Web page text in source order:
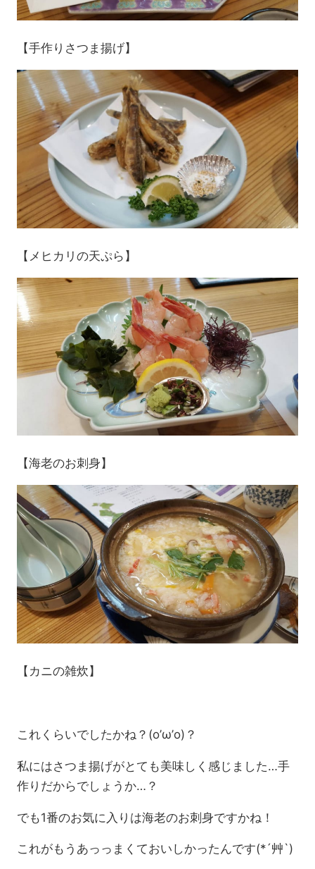
【手作りさつま揚げ】
【メヒカリの天ぷら】
【海老のお刺身】
【カニの雑炊】
これくらいでしたかね？(o’ω’o)？
私にはさつま揚げがとても美味しく感じました…手
作りだからでしょうか…？
でも1番のお気に入りは海老のお刺身ですかね！
これがもうあっっまくておいしかったんです(*´艸`)